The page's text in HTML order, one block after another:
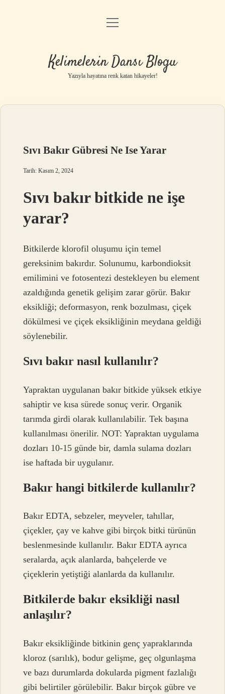
Anasayfa
Yasal Uyarı
menüyü
Kelimelerin Dansı Blogu
Yazıyla hayatına renk katan hikayeler!
Sıvı Bakır Gübresi Ne Ise Yarar
Tarih: Kasım 2, 2024
Sıvı bakır bitkide ne işe
yarar?
Bitkilerde klorofil oluşumu için temel
gereksinim bakırdır. Solunumu, karbondioksit
emilimini ve fotosentezi destekleyen bu element
azaldığında genetik gelişim zarar görür. Bakır
eksikliği; deformasyon, renk bozulması, çiçek
dökülmesi ve çiçek eksikliğinin meydana geldiği
söylenebilir.
Sıvı bakır nasıl kullanılır?
Yapraktan uygulanan bakır bitkide yüksek etkiye
sahiptir ve kısa sürede sonuç verir. Organik
tarımda girdi olarak kullanılabilir. Tek başına
kullanılması önerilir. NOT: Yapraktan uygulama
dozları 10-15 günde bir, damla sulama dozları
ise haftada bir uygulanır.
Bakır hangi bitkilerde kullanılır?
Bakır EDTA, sebzeler, meyveler, tahıllar,
çiçekler, çay ve kahve gibi birçok bitki türünün
beslenmesinde kullanılır. Bakır EDTA ayrıca
seralarda, açık alanlarda, bahçelerde ve
çiçeklerin yetiştiği alanlarda da kullanılır.
Bitkilerde bakır eksikliği nasıl
anlaşılır?
Bakır eksikliğinde bitkinin genç yapraklarında
kloroz (sarılık), bodur gelişme, geç olgunlaşma
ve bazı durumlarda dokularda pigment fazlalığı
gibi belirtiler görülebilir. Bakır birçok gübre ve